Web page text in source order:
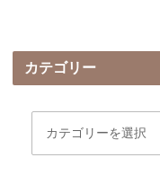
カテゴリー